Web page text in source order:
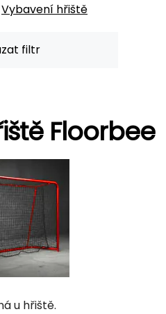
Vybavení hřiště
filtr
Floorbee
u hřiště.